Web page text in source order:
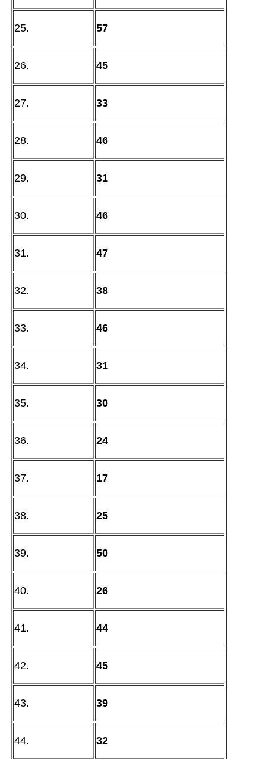
25. 57
26. 45
27. 33
28. 46
29. 31
30. 46
31. 47
32. 38
33. 46
34. 31
35. 30
36. 24
37. 17
38. 25
39. 50
40. 26
41. 44
42. 45
43. 39
44. 32